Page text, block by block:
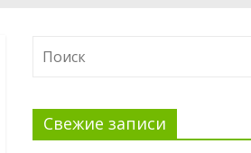
Свежие записи